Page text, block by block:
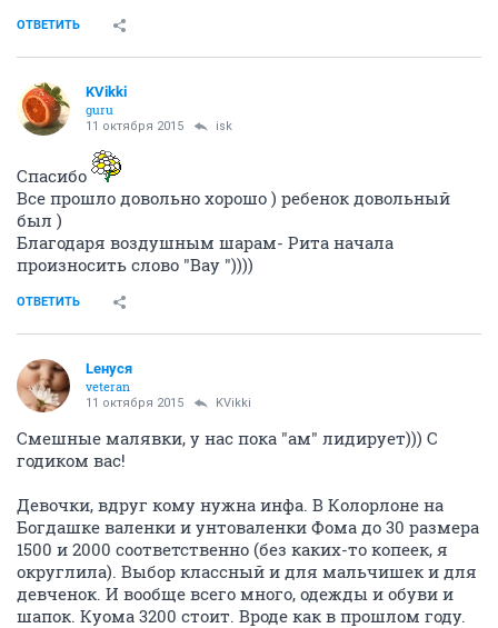
ОТВЕТИТЬ
KVikki
guru
11 октября 2015 isk
Спасибо
Все прошло довольно хорошо ) ребенок довольный
был )
Благодаря воздушным шарам- Рита начала
произносить слово "Вау "))))
ОТВЕТИТЬ
Lенуся
veteran
11 октября 2015 KVikki
Смешные малявки, у нас пока "ам" лидирует))) С
годиком вас!
Девочки, вдруг кому нужна инфа. В Колорлоне на
Богдашке валенки и унтоваленки Фома до 30 размера
1500 и 2000 соответственно (без каких-то копеек, я
округлила). Выбор классный и для мальчишек и для
девченок. И вообще всего много, одежды и обуви и
шапок. Куома 3200 стоит. Вроде как в прошлом году.